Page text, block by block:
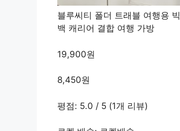
블루씨티 폴더 트래블 여행용 빅
백 캐리어 결합 여행 가방
19,900원
8,450원
평점: 5.0 / 5 (1개 리뷰)